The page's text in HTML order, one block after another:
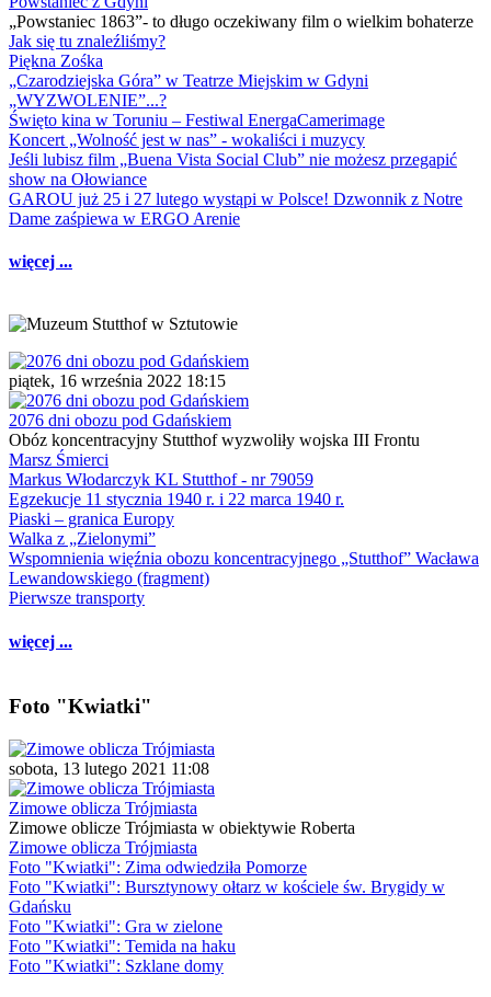
„Powstaniec 1863”- to długo oczekiwany film o wielkim bohaterze
Jak się tu znaleźliśmy?
Piękna Zośka
„Czarodziejska Góra” w Teatrze Miejskim w Gdyni
„WYZWOLENIE”...?
Święto kina w Toruniu – Festiwal EnergaCamerimage
Koncert „Wolność jest w nas” - wokaliści i muzycy
Jeśli lubisz film „Buena Vista Social Club” nie możesz przegapić
show na Ołowiance
GAROU już 25 i 27 lutego wystąpi w Polsce! Dzwonnik z Notre
Dame zaśpiewa w ERGO Arenie
więcej ...
piątek, 16 września 2022 18:15
2076 dni obozu pod Gdańskiem
Obóz koncentracyjny Stutthof wyzwoliły wojska III Frontu
Marsz Śmierci
Markus Włodarczyk KL Stutthof - nr 79059
Egzekucje 11 stycznia 1940 r. i 22 marca 1940 r.
Piaski – granica Europy
Walka z „Zielonymi”
Wspomnienia więźnia obozu koncentracyjnego „Stutthof” Wacława
Lewandowskiego (fragment)
Pierwsze transporty
więcej ...
Foto "Kwiatki"
sobota, 13 lutego 2021 11:08
Zimowe oblicza Trójmiasta
Zimowe oblicze Trójmiasta w obiektywie Roberta
Zimowe oblicza Trójmiasta
Foto "Kwiatki": Zima odwiedziła Pomorze
Foto "Kwiatki": Bursztynowy ołtarz w kościele św. Brygidy w
Gdańsku
Foto "Kwiatki": Gra w zielone
Foto "Kwiatki": Temida na haku
Foto "Kwiatki": Szklane domy